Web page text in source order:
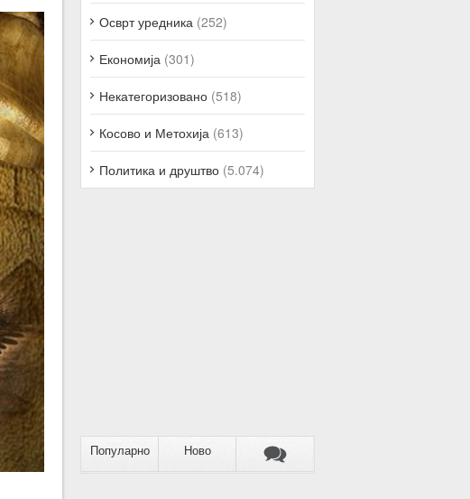
Осврт уредника (252)
Економија (301)
Некатегоризовано (518)
Косово и Метохија (613)
Политика и друштво (5.074)
Популарно Ново